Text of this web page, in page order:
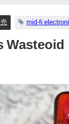
mid-fi
Wasteoid